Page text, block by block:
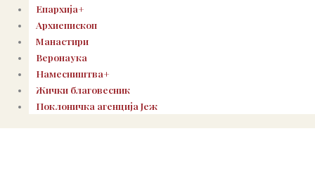
Епархија+
Архиепископ
Манастири
Веронаука
Намесништва+
Жички благовесник
Поклоничка агенција Јеж